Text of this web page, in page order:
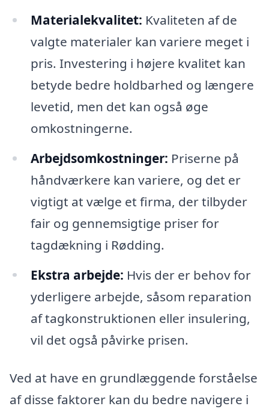
Materialekvalitet: Kvaliteten af de
valgte materialer kan variere meget i
pris. Investering i højere kvalitet kan
betyde bedre holdbarhed og længere
levetid, men det kan også øge
omkostningerne.
Arbejdsomkostninger: Priserne på
håndværkere kan variere, og det er
vigtigt at vælge et firma, der tilbyder
fair og gennemsigtige priser for
tagdækning i Rødding.
Ekstra arbejde: Hvis der er behov for
yderligere arbejde, såsom reparation
af tagkonstruktionen eller insulering,
vil det også påvirke prisen.
Ved at have en grundlæggende forståelse
af disse faktorer kan du bedre navigere i